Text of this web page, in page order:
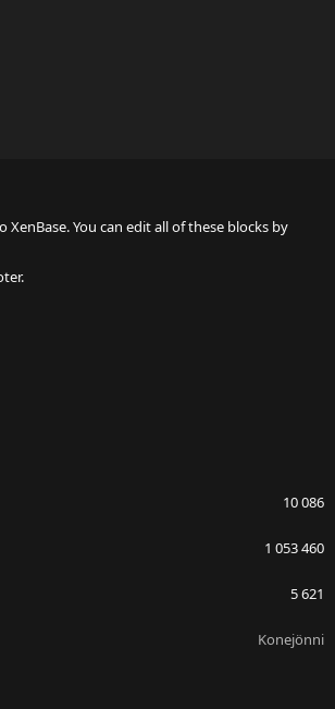
XenBase. You can edit all of these blocks by
10 086
1 053 460
5 621
Konejönni